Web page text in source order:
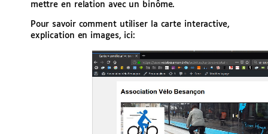
mettre en relation avec un binôme.
Pour savoir comment utiliser la carte interactive,
explication en images, ici: